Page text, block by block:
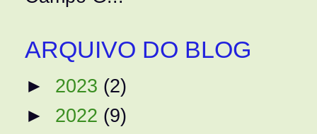
ARQUIVO DO BLOG
► 2023 (2)
► 2022 (9)